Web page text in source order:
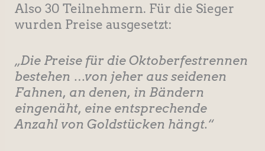
Also 30 Teilnehmern. Für die Sieger
wurden Preise ausgesetzt:
„Die Preise für die Oktoberfestrennen
bestehen …von jeher aus seidenen
Fahnen, an denen, in Bändern
eingenäht, eine entsprechende
Anzahl von Goldstücken hängt.“